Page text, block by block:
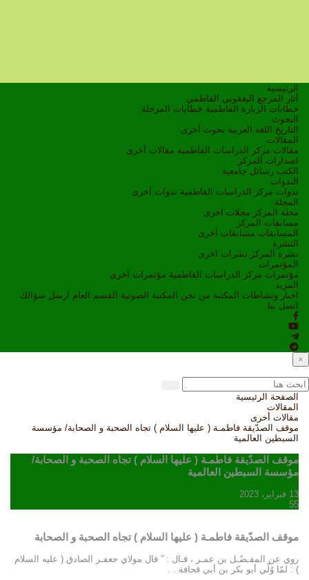
الرئيسية
أثار المرجع اليعقوبي الفاطمي
خطابات الزيارة الفاطمية خطابات المرحلة
البحوث
التاريخ
اللغة العربية بحوث أخرى
المقالات
مقالات مركز الدراسات الفاطمية مقالات أخرى
اصدارات المركز
الكتب رسائل جامعية
الندوات
ندوات مركز الدراسات الفاطمية ندوات أخرى
المجلة
مجلة المركز مجلات اخرى
مسابقات المركز
المسابقات مسابقات أخرى
النشرة
نشرة المركز نشرات اخرى
المؤتمرات
مؤتمرات مركز الدراسات الفاطمية مؤتمرات أخرى
المزيد
اخبار ونشاطات
المكتبة من نحن المكتبة الصوتية القسم العام ارسل سؤالك
اتصل بنا
×
الصفحة الرئيسية
المقالات
مقالات أخرى
موقف الصدّيقة فاطمـة ( عليها السلام ) تجاه الصحبة و الصحابة/ مؤسسة
السبطين العالمية
موقف الصدّيقة فاطمـة ( عليها السلام ) تجاه الصحبة و الصحابة/
مؤسسة السبطين العالمية
13 فبراير، 2023
55
موقف الصدّيقة فاطمـة ( عليها السلام ) تجاه الصحبة و الصحابة
روي عن المفـضّـل بن عمـر ، قـال : ” قال مولاي جعفـر الصادق ( عليه السلام
) : لمّا وُلّي أبو بكر بن أبي قحافة . .